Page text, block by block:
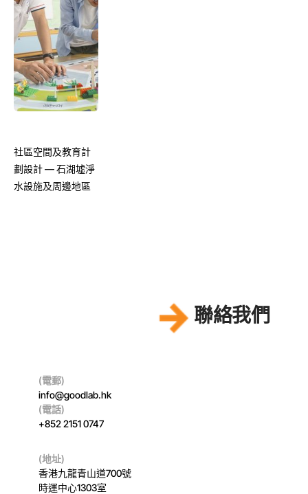
社區空間及教育計
劃設計 — 石湖墟淨
水設施及周邊地區
聯絡我們
(電郵)
info@goodlab.hk
(電話)
+852 2151 0747
(地址)
香港九龍青山道700號
時運中心1303室